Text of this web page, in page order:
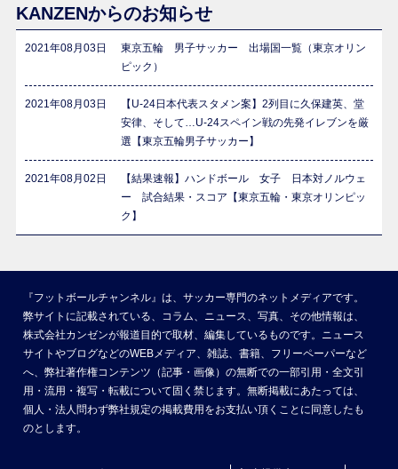
KANZENからのお知らせ
2021年08月03日
東京五輪 男子サッカー 出場国一覧（東京オリン
ピック）
2021年08月03日
【U-24日本代表スタメン案】2列目に久保建英、堂
安律、そして…U-24スペイン戦の先発イレブンを厳
選【東京五輪男子サッカー】
2021年08月02日
【結果速報】ハンドボール 女子 日本対ノルウェ
ー 試合結果・スコア【東京五輪・東京オリンピッ
ク】
『フットボールチャンネル』は、サッカー専門のネットメディアです。
弊サイトに記載されている、コラム、ニュース、写真、その他情報は、
株式会社カンゼンが報道目的で取材、編集しているものです。ニュース
サイトやブログなどのWEBメディア、雑誌、書籍、フリーペーパーなど
へ、弊社著作権コンテンツ（記事・画像）の無断での一部引用・全文引
用・流用・複写・転載について固く禁じます。無断掲載にあたっては、
個人・法人問わず弊社規定の掲載費用をお支払い頂くことに同意したも
のとします。